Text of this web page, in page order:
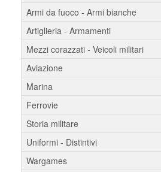
Armi da fuoco - Armi bianche
Artiglieria - Armamenti
Mezzi corazzati - Veicoli militari
Aviazione
Marina
Ferrovie
Storia militare
Uniformi - Distintivi
Wargames